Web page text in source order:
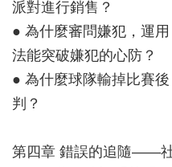
派對進行銷售？
● 為什麼審問嫌犯，運
法能突破嫌犯的心防？
● 為什麼球隊輸掉比賽
判？
第四章 錯誤的追隨——